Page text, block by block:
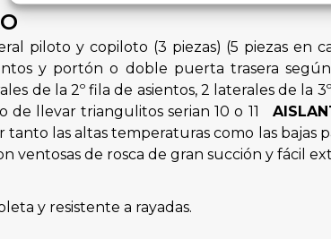
piloto y copiloto (3 piezas) (5 piezas en
y portón o doble puerta trasera
de la 2º fila de asientos, 2 laterales de la
de llevar triangulitos serian 10 o 11
tanto las altas temperaturas como las
ventosas de rosca de gran succión y fácil
y resistente a rayadas.